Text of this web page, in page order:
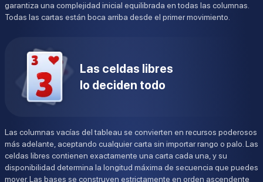
garantiza una complejidad inicial equilibrada en todas las columnas.
Todas las cartas están boca arriba desde el primer movimiento.
Las celdas libres
lo deciden todo
Las columnas vacías del tableau se convierten en recursos poderosos
más adelante, aceptando cualquier carta sin importar rango o palo. Las
celdas libres contienen exactamente una carta cada una, y su
disponibilidad determina la longitud máxima de secuencia que puedes
mover. Las bases se construyen estrictamente en orden ascendente